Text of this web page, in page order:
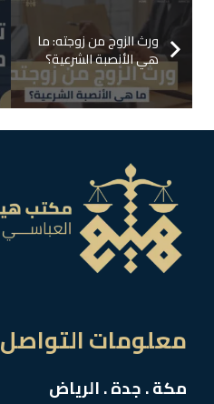
ورث الزوج من زوجته: ما
هي الأنصبة الشرعية؟
معلومات التواصل
مكة . جدة . الرياض